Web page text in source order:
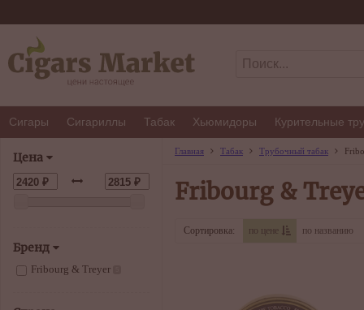
Сигары Сигариллы Табак Хьюмидоры Курительные
Цена
Бренд
Fribourg & Treyer
Главная Табак Трубочный табак
Fribourg &
Сортировка: по цене по названию